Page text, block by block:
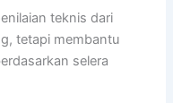
teknis dari
tetapi membantu
selera